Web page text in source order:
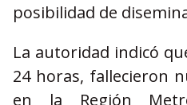
posibilidad de
La autoridad indicó
24 horas, fallecieron
en la Región